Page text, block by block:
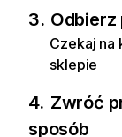
3. Odbierz
Czekaj na
sklepie
4. Zwróć
sposób